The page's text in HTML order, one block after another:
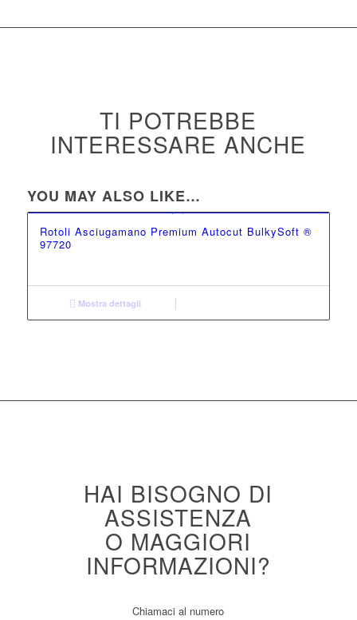
TI POTREBBE
INTERESSARE ANCHE
YOU MAY ALSO LIKE…
Rotoli Asciugamano Premium Autocut BulkySoft ®
97720
Mostra dettagli
HAI BISOGNO DI
ASSISTENZA
O MAGGIORI
INFORMAZIONI?
Chiamaci al numero